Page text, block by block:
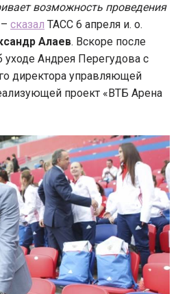
возможность проведения
сказал ТАСС 6 апреля и. о.
Алаев. Вскоре после
уходе Андрея Перегудова с
директора управляющей
проект «ВТБ Арена